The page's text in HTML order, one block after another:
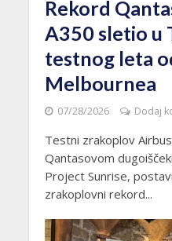
Rekord
A350 sletio u
testnog leta
Melbournea
07/28/2026 Dodaj
Testni zrakoplov
Qantasovom
Project Sunrise,
zrakoplovni rekord...